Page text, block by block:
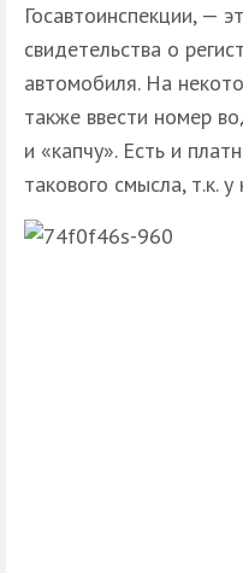
Госавтоинспекции, —
свидетельства о
автомобиля. На
также ввести номер
и «капчу». Есть и
такового смысла, т.к.